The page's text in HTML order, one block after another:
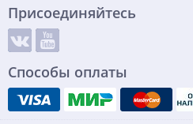
Присоединяйтесь
Способы оплаты